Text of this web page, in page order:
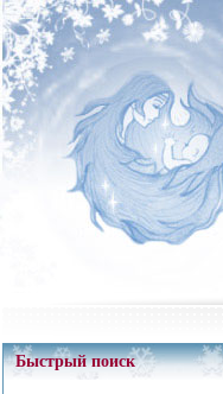
Быстрый поиск